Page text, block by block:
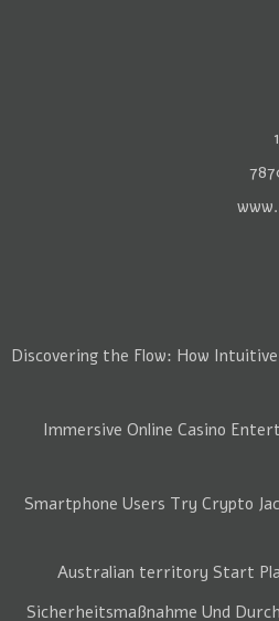
Discovering the Flow: How
Immersive Online Casino
Smartphone Users Try Crypto
Sicherheitsmaßnahme Und